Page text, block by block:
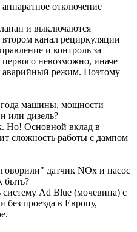
отключение
и выключаются
канал рециркуляции
и контроль за
невозможно, иначе
аварийный режим. Поэтому
года машины, мощности
или дизель?
Но! Основной вклад в
сложность работы с дампом
датчик NOx и насос
быть?
Ad Blue (мочевина) с
проезда в Европу,